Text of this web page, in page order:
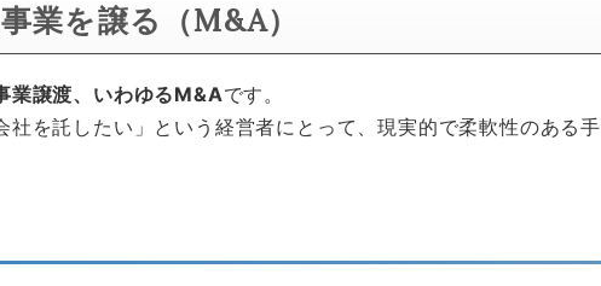
業を譲る（M&A）
業譲渡、いわゆるM&Aです。
社を託したい」という経営者にとって、現実的で柔軟性のある手